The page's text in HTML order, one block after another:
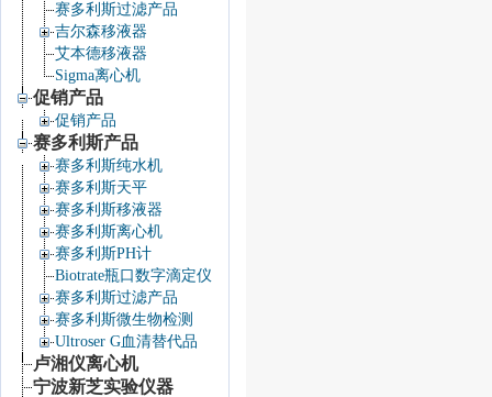
赛多利斯过滤产品
吉尔森移液器
艾本德移液器
Sigma离心机
促销产品
促销产品
赛多利斯产品
赛多利斯纯水机
赛多利斯天平
赛多利斯移液器
赛多利斯离心机
赛多利斯PH计
Biotrate瓶口数字滴定仪
赛多利斯过滤产品
赛多利斯微生物检测
Ultroser G血清替代品
卢湘仪离心机
宁波新芝实验仪器